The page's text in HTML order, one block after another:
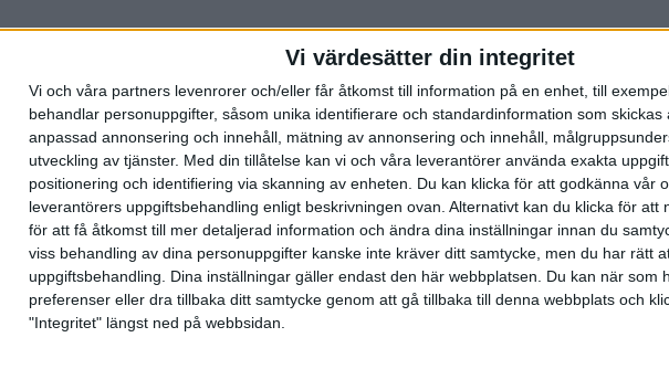
Vi värdesätter din integritet
Vi och våra partners levenrorer och/eller får åtkomst till information på en enhet, till
behandlar personuppgifter, såsom unika identifierare och standardinformation som skickas
anpassad annonsering och innehåll, mätning av annonsering och innehåll,
utveckling av tjänster. Med din tillåtelse kan vi och våra leverantörer använda exakta
positionering och identifiering via skanning av enheten. Du kan klicka för att godkänna vår
leverantörers uppgiftsbehandling enligt beskrivningen ovan. Alternativt kan du klicka för att
för att få åtkomst till mer detaljerad information och ändra dina inställningar innan du
viss behandling av dina personuppgifter kanske inte kräver ditt samtycke, men du har rätt
uppgiftsbehandling. Dina inställningar gäller endast den här webbplatsen. Du kan när som
preferenser eller dra tillbaka ditt samtycke genom att gå tillbaka till denna webbplats och
"Integritet" längst ned på webbsidan.
Snabbaste segertiden på 12 år i rekordstort adidas
Stockholm Halvmaraton
30 aug 2025
Ett slutsålt och rekordstort adidas Stockholm Halvmaraton avgjordes i
nästintill perfekt löparväder. 18 grader, mulet och väldigt lite vind. Totalt
var 19,866 löpare anmälda, varav 15,807 kom till sta...
Löparna viktiga när Sverige vann Finnkampen
26 aug 2025
Den hundrade upplagan av Finnkampen, världens äldsta och största
landskamp i friidrott, avgjordes inför fullsatta läktare på Stockholms